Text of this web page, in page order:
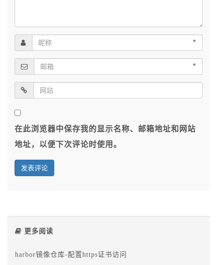
*
*
在此浏览器中保存我的显示名称、邮箱地址和网站
地址，以便下次评论时使用。
更多阅读
harbor镜像仓库-配置https证书访问